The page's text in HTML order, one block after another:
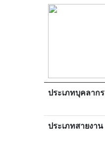
ประเภทบุคลากร
ประเภทสายงาน